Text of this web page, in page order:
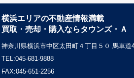
横浜エリアの不動産情報満載
買取・売却・購入ならタウンズ・Ａ
神奈川県横浜市中区太田町４丁目５０ 馬車道
TEL:045-681-9888
FAX:045-651-2256